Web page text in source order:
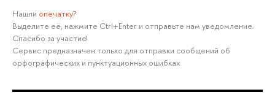
Нашли опечатку?
Выделите её, нажмите Ctrl+Enter и отправьте нам уведомление.
Спасибо за участие!
Сервис предназначен только для отправки сообщений об
орфографических и пунктуационных ошибках.